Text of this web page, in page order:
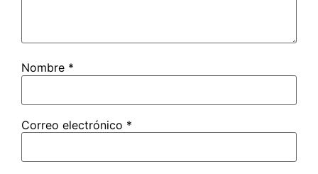
Nombre *
Correo electrónico *